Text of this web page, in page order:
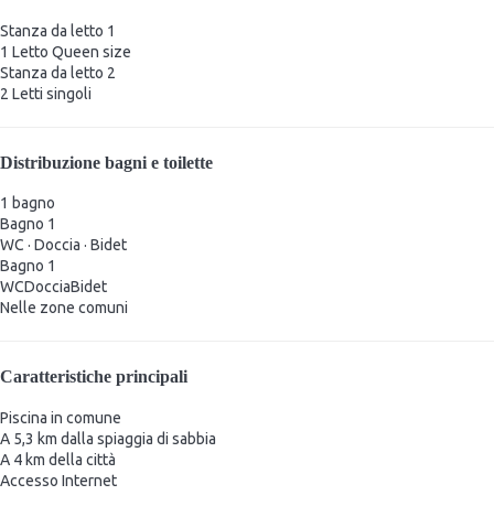
Stanza da letto 1
1 Letto Queen size
Stanza da letto 2
2 Letti singoli
Distribuzione bagni e toilette
1 bagno
Bagno 1
WC · Doccia · Bidet
Bagno 1
WCDocciaBidet
Nelle zone comuni
Caratteristiche principali
Piscina in comune
A 5,3 km dalla spiaggia di sabbia
A 4 km della città
Accesso Internet